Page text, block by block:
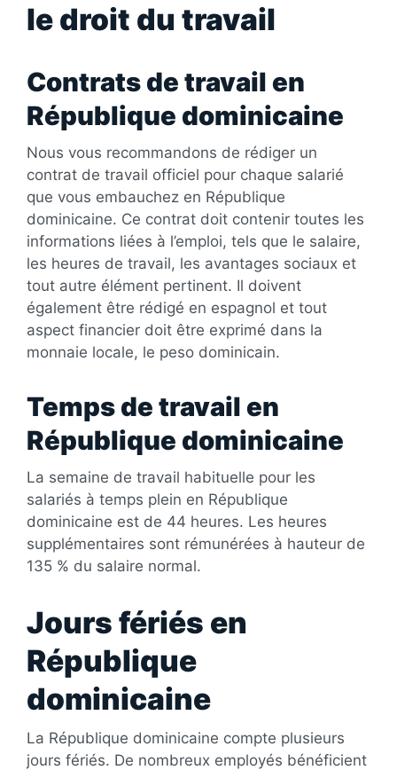
le droit du travail
Contrats de travail en
République dominicaine
Nous vous recommandons de rédiger un
contrat de travail officiel pour chaque salarié
que vous embauchez en République
dominicaine. Ce contrat doit contenir toutes les
informations liées à l’emploi, tels que le salaire,
les heures de travail, les avantages sociaux et
tout autre élément pertinent. Il doivent
également être rédigé en espagnol et tout
aspect financier doit être exprimé dans la
monnaie locale, le peso dominicain.
Temps de travail en
République dominicaine
La semaine de travail habituelle pour les
salariés à temps plein en République
dominicaine est de 44 heures. Les heures
supplémentaires sont rémunérées à hauteur de
135 % du salaire normal.
Jours fériés en
République
dominicaine
La République dominicaine compte plusieurs
jours fériés. De nombreux employés bénéficient